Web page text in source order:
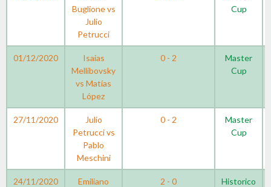
Buglione vs
Julio
Petrucci
Cup
01/12/2020
Isaias
Mellibovsky
vs Matías
López
0 - 2
Master
Cup
27/11/2020
Julio
Petrucci vs
Pablo
Meschini
0 - 2
Master
Cup
24/11/2020
Emiliano
2 - 0
Historico